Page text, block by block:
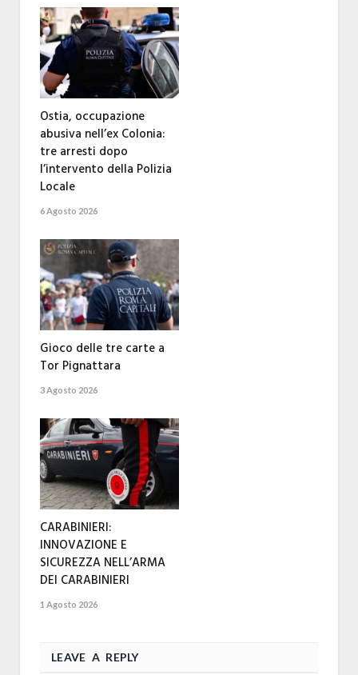
Ostia, occupazione
abusiva nell’ex Colonia:
tre arresti dopo
l’intervento della Polizia
Locale
6 Agosto 2026
Gioco delle tre carte a
Tor Pignattara
3 Agosto 2026
CARABINIERI:
INNOVAZIONE E
SICUREZZA NELL’ARMA
DEI CARABINIERI
1 Agosto 2026
LEAVE A REPLY